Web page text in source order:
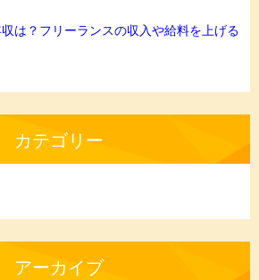
は？フリーランスの収入や給料を上げる
カテゴリー
アーカイブ